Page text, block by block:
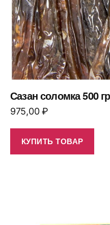
Сазан соломка 500
975,00₽
КУПИТЬ ТОВАР